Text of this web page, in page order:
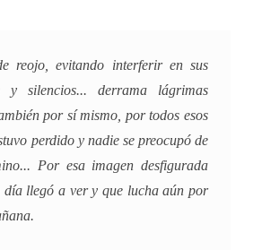
reojo, evitando interferir en sus
y silencios... derrama lágrimas
por sí mismo, por todos esos
perdido y nadie se preocupó de
Por esa imagen desfigurada
día llegó a ver y que lucha aún por